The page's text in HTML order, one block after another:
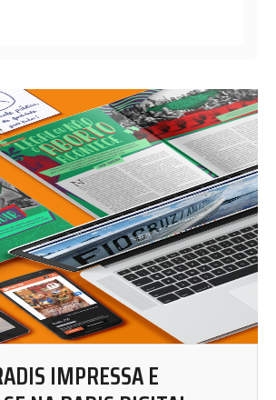
IMPRESSA E